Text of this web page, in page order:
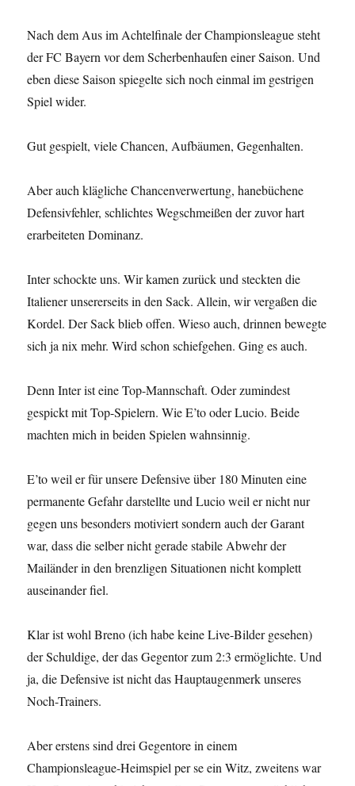
Nach dem Aus im Achtelfinale der Championsleague steht
der FC Bayern vor dem Scherbenhaufen einer Saison. Und
eben diese Saison spiegelte sich noch einmal im gestrigen
Spiel wider.
Gut gespielt, viele Chancen, Aufbäumen, Gegenhalten.
Aber auch klägliche Chancenverwertung, hanebüchene
Defensivfehler, schlichtes Wegschmeißen der zuvor hart
erarbeiteten Dominanz.
Inter schockte uns. Wir kamen zurück und steckten die
Italiener unsererseits in den Sack. Allein, wir vergaßen die
Kordel. Der Sack blieb offen. Wieso auch, drinnen bewegte
sich ja nix mehr. Wird schon schiefgehen. Ging es auch.
Denn Inter ist eine Top-Mannschaft. Oder zumindest
gespickt mit Top-Spielern. Wie E’to oder Lucio. Beide
machten mich in beiden Spielen wahnsinnig.
E’to weil er für unsere Defensive über 180 Minuten eine
permanente Gefahr darstellte und Lucio weil er nicht nur
gegen uns besonders motiviert sondern auch der Garant
war, dass die selber nicht gerade stabile Abwehr der
Mailänder in den brenzligen Situationen nicht komplett
auseinander fiel.
Klar ist wohl Breno (ich habe keine Live-Bilder gesehen)
der Schuldige, der das Gegentor zum 2:3 ermöglichte. Und
ja, die Defensive ist nicht das Hauptaugenmerk unseres
Noch-Trainers.
Aber erstens sind drei Gegentore in einem
Championsleague-Heimspiel per se ein Witz, zweitens war